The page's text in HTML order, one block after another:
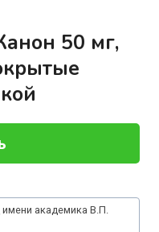
50 мг,
академика В.П.